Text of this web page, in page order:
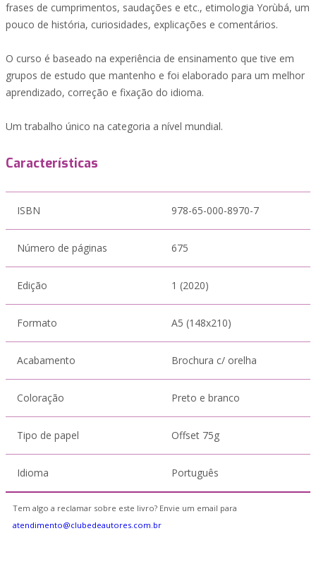
frases de cumprimentos, saudações e etc., etimologia Yorùbá, um
pouco de história, curiosidades, explicações e comentários.
O curso é baseado na experiência de ensinamento que tive em
grupos de estudo que mantenho e foi elaborado para um melhor
aprendizado, correção e fixação do idioma.
Um trabalho único na categoria a nível mundial.
Características
ISBN 978-65-000-8970-7
Número de páginas 675
Edição 1 (2020)
Formato A5 (148x210)
Acabamento Brochura c/ orelha
Coloração Preto e branco
Tipo de papel Offset 75g
Idioma Português
Tem algo a reclamar sobre este livro? Envie um email para
atendimento@clubedeautores.com.br